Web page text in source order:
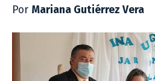
Por Mariana Gutiérrez Vera